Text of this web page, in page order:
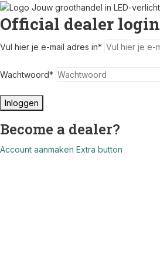
Official dealer login
Vul hier je e-mail adres in*
Wachtwoord*
Inloggen
Become a dealer?
Account aanmaken Extra button